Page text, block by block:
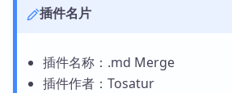
插件名片
插件名称：.md Merge
插件作者：Tosatur